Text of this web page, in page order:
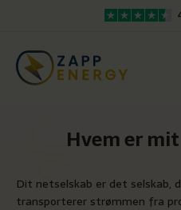
Hvem er
Dit netselskab er det selskab,
transporterer strømmen fra